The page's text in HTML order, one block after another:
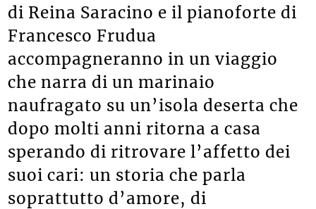
di Reina Saracino e il pianoforte di
Francesco Frudua
accompagneranno in un viaggio
che narra di un marinaio
naufragato su un’isola deserta che
dopo molti anni ritorna a casa
sperando di ritrovare l’affetto dei
suoi cari: un storia che parla
soprattutto d’amore, di